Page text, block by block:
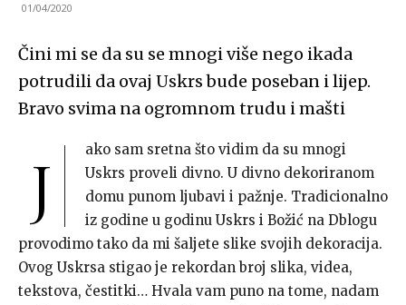
01/04/2020
Čini mi se da su se mnogi više nego ikada
potrudili da ovaj Uskrs bude poseban i lijep.
Bravo svima na ogromnom trudu i mašti
J
ako sam sretna što vidim da su mnogi
Uskrs proveli divno. U divno dekoriranom
domu punom ljubavi i pažnje. Tradicionalno
iz godine u godinu Uskrs i Božić na Dblogu
provodimo tako da mi šaljete slike svojih dekoracija.
Ovog Uskrsa stigao je rekordan broj slika, videa,
tekstova, čestitki… Hvala vam puno na tome, nadam